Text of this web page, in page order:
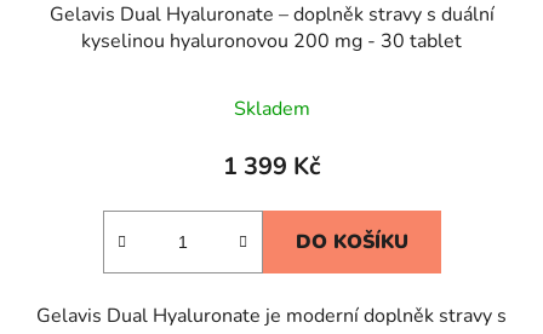
Gelavis Dual Hyaluronate – doplněk stravy s duální
kyselinou hyaluronovou 200 mg - 30 tablet
Skladem
1 399 Kč
DO KOŠÍKU
Gelavis Dual Hyaluronate je moderní doplněk stravy s